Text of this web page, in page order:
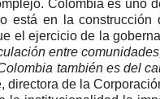
Colombia es uno
está en la
el ejercicio de la
entre
también es del
directora de la